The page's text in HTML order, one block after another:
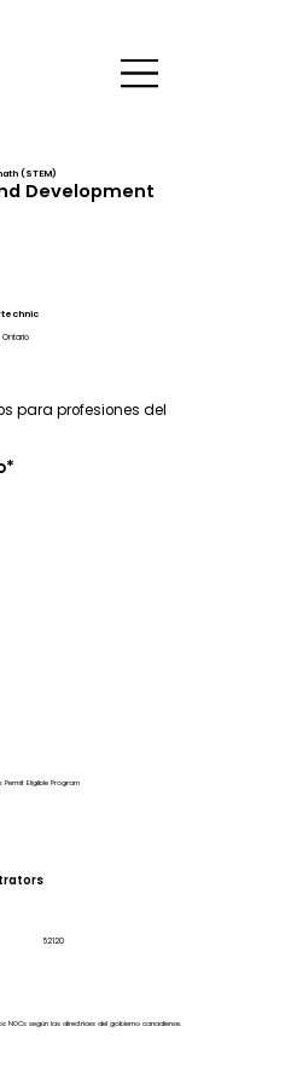
(STEM)
Development
Ontario
para profesiones del
Eligible Program
52120
según las directrices del gobierno canadiense.